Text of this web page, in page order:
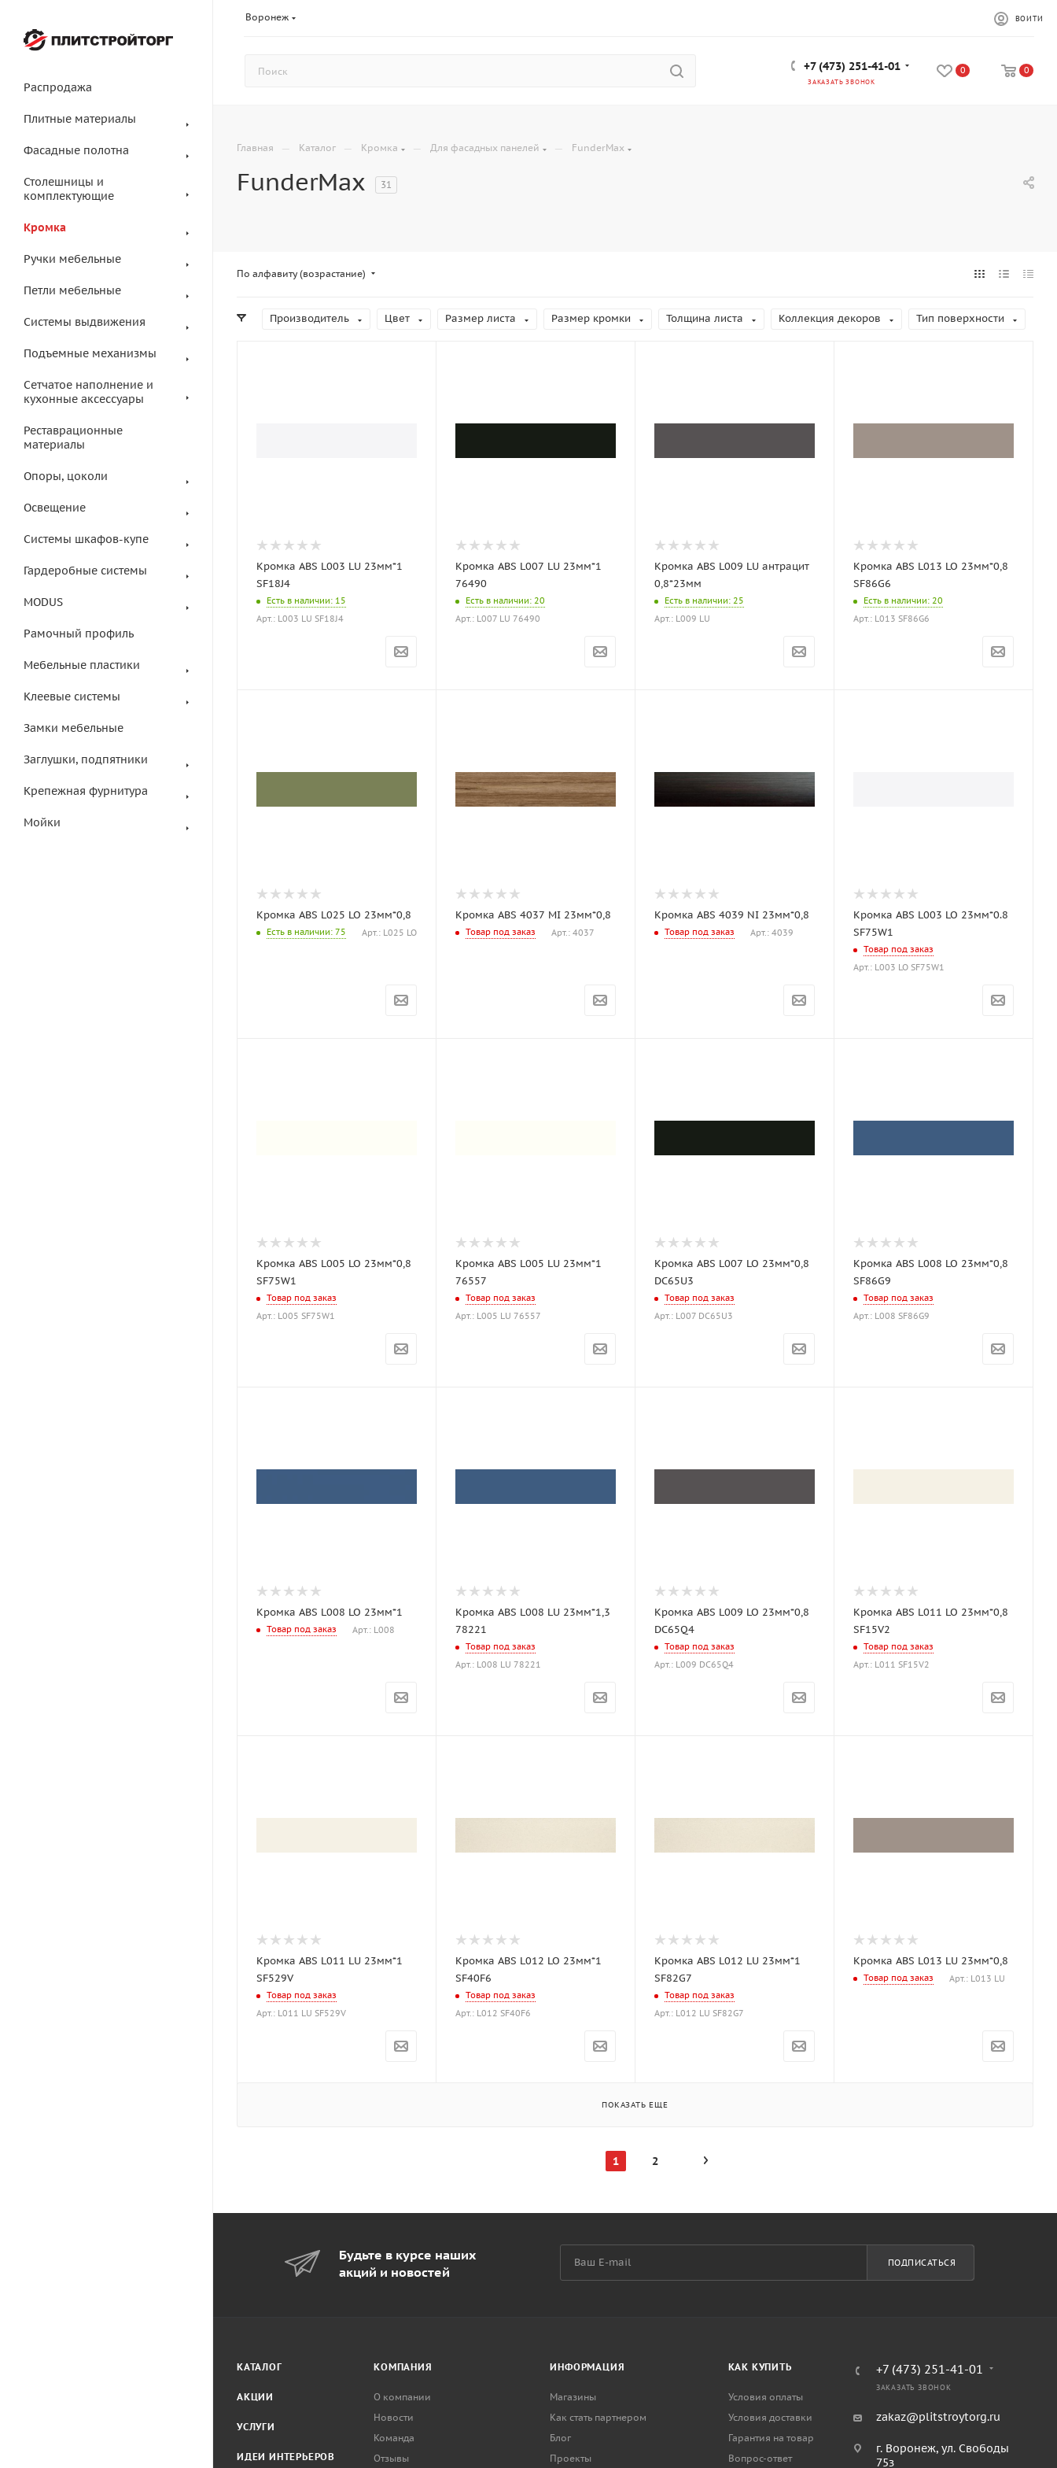
Воронеж ВОЙТИ
+7 (473) 251-41-01
ЗАКАЗАТЬ ЗВОНОК
0 0
Распродажа
Плитные материалы
Фасадные полотна
Столешницы и
комплектующие
Кромка
Ручки мебельные
Петли мебельные
Системы выдвижения
Подъемные механизмы
Сетчатое наполнение и
кухонные аксессуары
Реставрационные
материалы
Опоры, цоколи
Освещение
Системы шкафов-купе
Гардеробные системы
MODUS
Рамочный профиль
Мебельные пластики
Клеевые системы
Замки мебельные
Заглушки, подпятники
Крепежная фурнитура
Мойки
Главная — Каталог — Кромка — Для фасадных панелей — FunderMax
FunderMax 31
По алфавиту (возрастание)
Производитель Цвет Размер листа Размер кромки Толщина листа Коллекция декоров Тип поверхности
Кромка ABS L003 LU 23мм*1
SF18J4
Есть в наличии: 15
Арт.: L003 LU SF18J4
Кромка ABS L007 LU 23мм*1
76490
Есть в наличии: 20
Арт.: L007 LU 76490
Кромка ABS L009 LU антрацит
0,8*23мм
Есть в наличии: 25
Арт.: L009 LU
Кромка ABS L013 LO 23мм*0,8
SF86G6
Есть в наличии: 20
Арт.: L013 SF86G6
Кромка ABS L025 LO 23мм*0,8
Есть в наличии: 75 Арт.: L025 LO
Кромка ABS 4037 MI 23мм*0,8
Товар под заказ Арт.: 4037
Кромка ABS 4039 NI 23мм*0,8
Товар под заказ Арт.: 4039
Кромка ABS L003 LO 23мм*0.8
SF75W1
Товар под заказ
Арт.: L003 LO SF75W1
Кромка ABS L005 LO 23мм*0,8
SF75W1
Товар под заказ
Арт.: L005 SF75W1
Кромка ABS L005 LU 23мм*1
76557
Товар под заказ
Арт.: L005 LU 76557
Кромка ABS L007 LO 23мм*0,8
DC65U3
Товар под заказ
Арт.: L007 DC65U3
Кромка ABS L008 LO 23мм*0,8
SF86G9
Товар под заказ
Арт.: L008 SF86G9
Кромка ABS L008 LO 23мм*1
Товар под заказ Арт.: L008
Кромка ABS L008 LU 23мм*1,3
78221
Товар под заказ
Арт.: L008 LU 78221
Кромка ABS L009 LO 23мм*0,8
DC65Q4
Товар под заказ
Арт.: L009 DC65Q4
Кромка ABS L011 LO 23мм*0,8
SF15V2
Товар под заказ
Арт.: L011 SF15V2
Кромка ABS L011 LU 23мм*1
SF529V
Товар под заказ
Арт.: L011 LU SF529V
Кромка ABS L012 LO 23мм*1
SF40F6
Товар под заказ
Арт.: L012 SF40F6
Кромка ABS L012 LU 23мм*1
SF82G7
Товар под заказ
Арт.: L012 LU SF82G7
Кромка ABS L013 LU 23мм*0,8
Товар под заказ Арт.: L013 LU
ПОКАЗАТЬ ЕЩЕ
1 2
Будьте в курсе наших
акций и новостей
ПОДПИСАТЬСЯ
КАТАЛОГ
АКЦИИ
УСЛУГИ
ИДЕИ ИНТЕРЬЕРОВ
КОМПАНИЯ
О компании
Новости
Команда
Отзывы
ИНФОРМАЦИЯ
Магазины
Как стать партнером
Блог
Проекты
КАК КУПИТЬ
Условия оплаты
Условия доставки
Гарантия на товар
Вопрос-ответ
+7 (473) 251-41-01
ЗАКАЗАТЬ ЗВОНОК
zakaz@plitstroytorg.ru
г. Воронеж, ул. Свободы
75з